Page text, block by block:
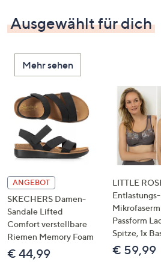
oben
und
nach
unten
oder
wischen
Sie
Touch-
Geräten
links
bzw.
rechts,
um
diese
anzuzeigen.
Ausgewählt für dich
Mehr sehen
ANGEBOT
SKECHERS Damen-
Sandale Lifted
Comfort verstellbare
Riemen Memory Foam
€ 44,99
LITTLE
Passform
Spitze, 1x
€ 59,99